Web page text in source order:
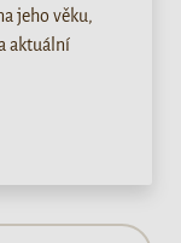
jeho věku,
aktuální